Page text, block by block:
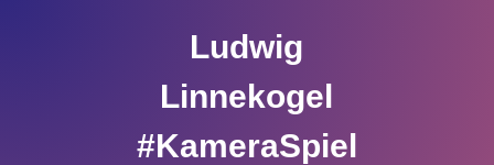
Ludwig
Linnekogel
#KameraSpiel